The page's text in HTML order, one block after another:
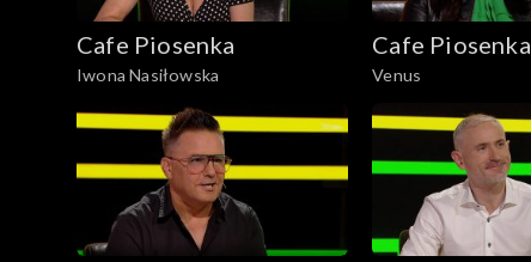
Cafe Piosenka
Iwona Nasiłowska
Cafe Piosenka
Venus